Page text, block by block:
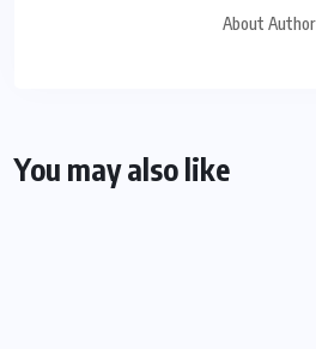
About Author
You may also like